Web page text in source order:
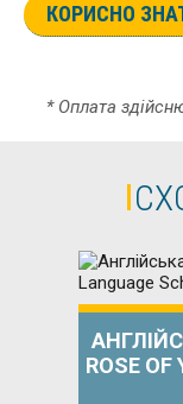
КОРИСНО
* Оплата
ROSE OF